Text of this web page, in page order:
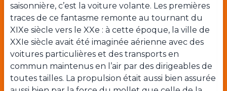
saisonnière, c’est la voiture volante. Les premières
traces de ce fantasme remonte au tournant du
XIXe siècle vers le XXe : à cette époque, la ville de
XXIe siècle avait été imaginée aérienne avec des
voitures particulières et des transports en
commun maintenus en l’air par des dirigeables de
toutes tailles. La propulsion était aussi bien assurée